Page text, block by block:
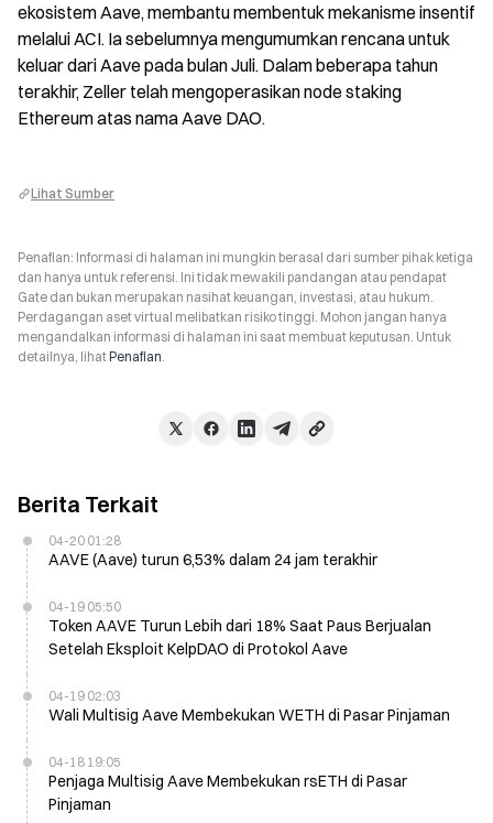
ekosistem Aave, membantu membentuk mekanisme insentif
melalui ACI. Ia sebelumnya mengumumkan rencana untuk
keluar dari Aave pada bulan Juli. Dalam beberapa tahun
terakhir, Zeller telah mengoperasikan node staking
Ethereum atas nama Aave DAO.
Lihat Sumber
Penafian: Informasi di halaman ini mungkin berasal dari sumber pihak ketiga
dan hanya untuk referensi. Ini tidak mewakili pandangan atau pendapat
Gate dan bukan merupakan nasihat keuangan, investasi, atau hukum.
Perdagangan aset virtual melibatkan risiko tinggi. Mohon jangan hanya
mengandalkan informasi di halaman ini saat membuat keputusan. Untuk
detailnya, lihatPenafian.
Berita Terkait
04-20 01:28
AAVE (Aave) turun 6,53% dalam 24 jam terakhir
04-19 05:50
Token AAVE Turun Lebih dari 18% Saat Paus Berjualan
Setelah Eksploit KelpDAO di Protokol Aave
04-19 02:03
Wali Multisig Aave Membekukan WETH di Pasar Pinjaman
04-18 19:05
Penjaga Multisig Aave Membekukan rsETH di Pasar
Pinjaman